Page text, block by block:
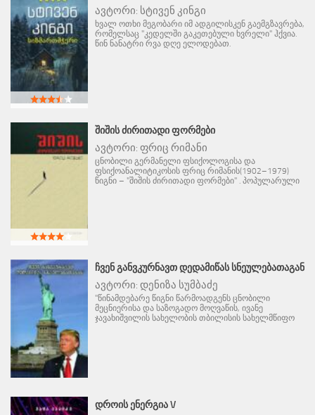
ავტორი: სტივენ კინგი
ხვალ ოთხი მეგობარი იმ ადგილისკენ გაემგზავრება,
რომელსაც "კედელში გაკეთებული ხვრელი" ჰქვია.
წინ ნანატრი რვა დღე ელოდებათ.
ᲨᲘᲨᲘᲡ ᲫᲘᲠᲘᲗᲐᲓᲘ ᲤᲝᲠᲛᲔᲑᲘ
ავტორი: ფრიც რიმანი
ცნობილი გერმანელი ფსიქოლოგისა და
ფსიქოანალიტიკოსის ფრიც რიმანის(1902–1979)
წიგნი – "შიშის ძირითადი ფორმები" . პოპულარული
ᲩᲕᲔᲜ ᲒᲐᲜᲕᲙᲣᲠᲜᲐᲕᲗ ᲓᲔᲓᲐᲛᲘᲬᲐᲡ ᲡᲜᲔᲣᲚᲔᲑᲐᲗᲐᲒᲐᲜ
ავტორი: დენიზა სუმბაძე
"წინამდებარე წიგნი წარმოადგენს ცნობილი
მეცნიერისა და საზოგადო მოღვაწის, ივანე
ჯავახიშვილის სახელობის თბილისის სახელმწიფო
ᲓᲠᲝᲘᲡ ᲔᲜᲔᲠᲒᲘᲐ V